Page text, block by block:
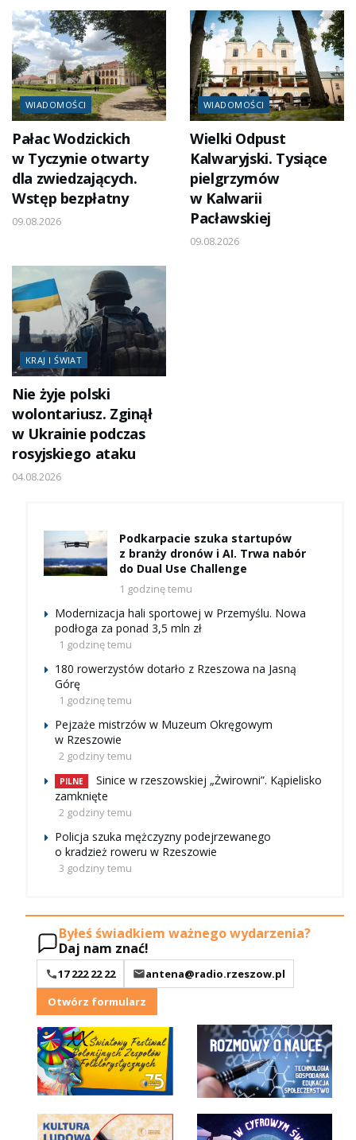
WIADOMOŚCI
Pałac Wodzickich
w Tyczynie otwarty
dla zwiedzających.
Wstęp bezpłatny
09.08.2026
WIADOMOŚCI
Wielki Odpust
Kalwaryjski. Tysiące
pielgrzymów
w Kalwarii
Pacławskiej
09.08.2026
KRAJ I ŚWIAT
Nie żyje polski
wolontariusz. Zginął
w Ukrainie podczas
rosyjskiego ataku
04.08.2026
Podkarpacie szuka startupów
z branży dronów i AI. Trwa nabór
do Dual Use Challenge
1 godzinę temu
Modernizacja hali sportowej w Przemyślu. Nowa
podłoga za ponad 3,5 mln zł
1 godzinę temu
180 rowerzystów dotarło z Rzeszowa na Jasną
Górę
1 godzinę temu
Pejzaże mistrzów w Muzeum Okręgowym
w Rzeszowie
2 godziny temu
PILNE
Sinice w rzeszowskiej „Żwirowni”. Kąpielisko
zamknięte
2 godziny temu
Policja szuka mężczyzny podejrzewanego
o kradzież roweru w Rzeszowie
3 godziny temu
Byłeś świadkiem ważnego wydarzenia?
Daj nam znać!
17 222 22 22
antena@radio.rzeszow.pl
Otwórz formularz